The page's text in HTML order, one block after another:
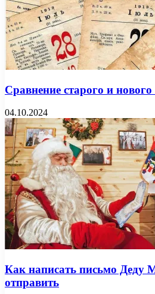
Сравнение старого и
04.10.2024
Как написать письмо Деду
отправить